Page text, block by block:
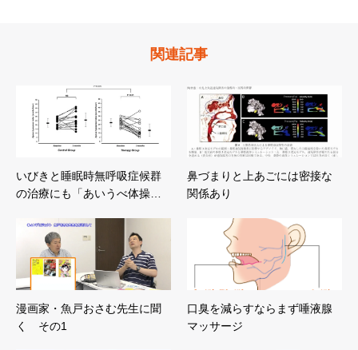
関連記事
いびきと睡眠時無呼吸症候群
の治療にも「あいうべ体操…
鼻づまりと上あごには密接な
関係あり
漫画家・魚戸おさむ先生に聞
く その1
口臭を減らすならまず唾液腺
マッサージ